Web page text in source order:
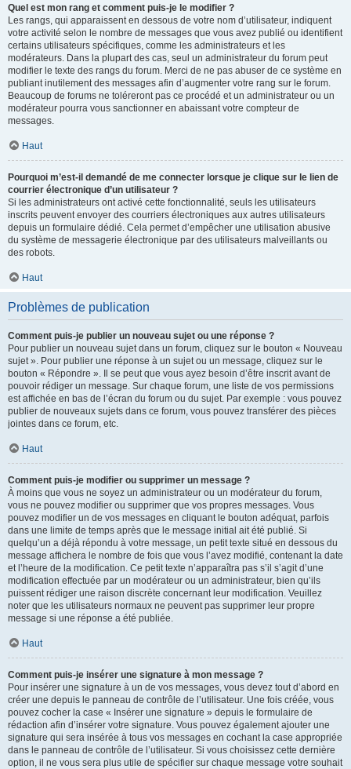
Quel est mon rang et comment puis-je le modifier ?
Les rangs, qui apparaissent en dessous de votre nom d’utilisateur, indiquent
votre activité selon le nombre de messages que vous avez publié ou identifient
certains utilisateurs spécifiques, comme les administrateurs et les
modérateurs. Dans la plupart des cas, seul un administrateur du forum peut
modifier le texte des rangs du forum. Merci de ne pas abuser de ce système en
publiant inutilement des messages afin d’augmenter votre rang sur le forum.
Beaucoup de forums ne toléreront pas ce procédé et un administrateur ou un
modérateur pourra vous sanctionner en abaissant votre compteur de
messages.
Haut
Pourquoi m’est-il demandé de me connecter lorsque je clique sur le lien de
courrier électronique d’un utilisateur ?
Si les administrateurs ont activé cette fonctionnalité, seuls les utilisateurs
inscrits peuvent envoyer des courriers électroniques aux autres utilisateurs
depuis un formulaire dédié. Cela permet d’empêcher une utilisation abusive
du système de messagerie électronique par des utilisateurs malveillants ou
des robots.
Haut
Problèmes de publication
Comment puis-je publier un nouveau sujet ou une réponse ?
Pour publier un nouveau sujet dans un forum, cliquez sur le bouton « Nouveau
sujet ». Pour publier une réponse à un sujet ou un message, cliquez sur le
bouton « Répondre ». Il se peut que vous ayez besoin d’être inscrit avant de
pouvoir rédiger un message. Sur chaque forum, une liste de vos permissions
est affichée en bas de l’écran du forum ou du sujet. Par exemple : vous pouvez
publier de nouveaux sujets dans ce forum, vous pouvez transférer des pièces
jointes dans ce forum, etc.
Haut
Comment puis-je modifier ou supprimer un message ?
À moins que vous ne soyez un administrateur ou un modérateur du forum,
vous ne pouvez modifier ou supprimer que vos propres messages. Vous
pouvez modifier un de vos messages en cliquant le bouton adéquat, parfois
dans une limite de temps après que le message initial ait été publié. Si
quelqu’un a déjà répondu à votre message, un petit texte situé en dessous du
message affichera le nombre de fois que vous l’avez modifié, contenant la date
et l’heure de la modification. Ce petit texte n’apparaîtra pas s’il s’agit d’une
modification effectuée par un modérateur ou un administrateur, bien qu’ils
puissent rédiger une raison discrète concernant leur modification. Veuillez
noter que les utilisateurs normaux ne peuvent pas supprimer leur propre
message si une réponse a été publiée.
Haut
Comment puis-je insérer une signature à mon message ?
Pour insérer une signature à un de vos messages, vous devez tout d’abord en
créer une depuis le panneau de contrôle de l’utilisateur. Une fois créée, vous
pouvez cocher la case « Insérer une signature » depuis le formulaire de
rédaction afin d’insérer votre signature. Vous pouvez également ajouter une
signature qui sera insérée à tous vos messages en cochant la case appropriée
dans le panneau de contrôle de l’utilisateur. Si vous choisissez cette dernière
option, il ne vous sera plus utile de spécifier sur chaque message votre souhait